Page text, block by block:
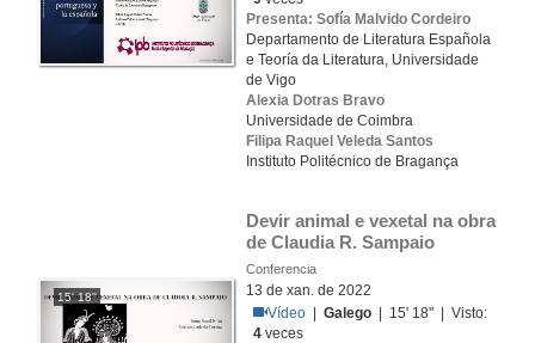
Presenta: Sofía Malvido Cordeiro
Departamento de Literatura Española
e Teoría da Literatura, Universidade
de Vigo
Alexia Dotras Bravo
Universidade de Coimbra
Filipa Raquel Veleda Santos
Instituto Politécnico de Bragança
15' 18''
Devir animal e vexetal na obra
de Claudia R. Sampaio
Conferencia
13 de xan. de 2022
Vídeo |Galego | 15' 18'' | Visto:
4 veces